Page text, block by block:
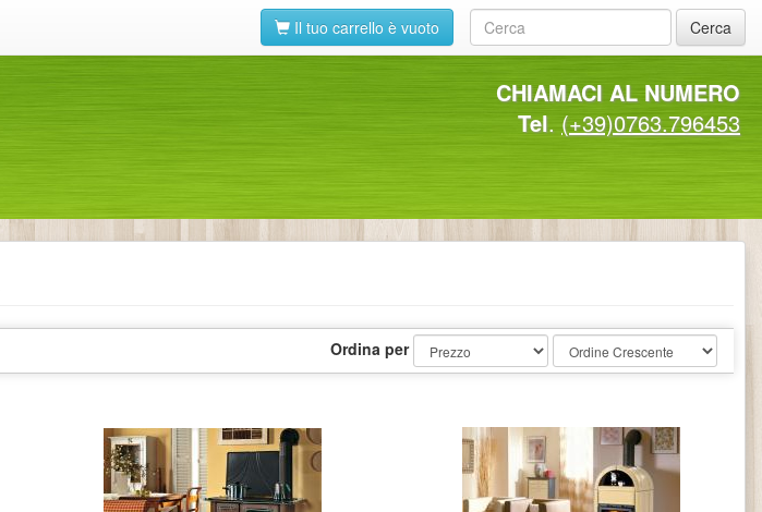
Cerca
Il tuo carrello è vuoto
CHIAMACI AL NUMERO
Tel. (+39)0763.796453
Ordina per